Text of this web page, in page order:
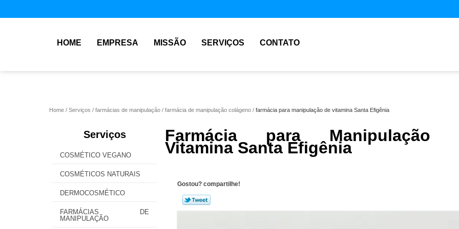
HOME EMPRESA MISSÃO SERVIÇOS CONTATO
Home Serviços farmácias de manipulação farmácia de manipulação colágeno farmácia para manipulação de vitamina Santa Efigênia
Serviços
COSMÉTICO VEGANO
COSMÉTICOS NATURAIS
DERMOCOSMÉTICO
FARMÁCIAS DE
MANIPULAÇÃO
Farmácia para Manipulação
Vitamina Santa Efigênia
Gostou? compartilhe!